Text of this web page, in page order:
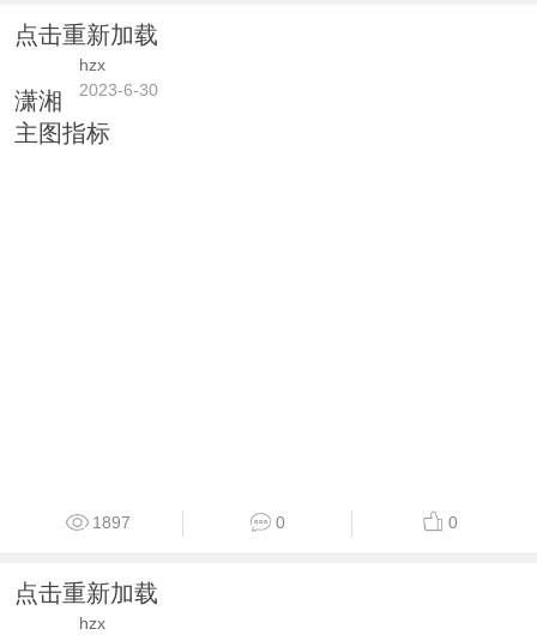
点击重新加载
hzx
2023-6-30
潇湘
主图指标
1897 0 0
点击重新加载
hzx